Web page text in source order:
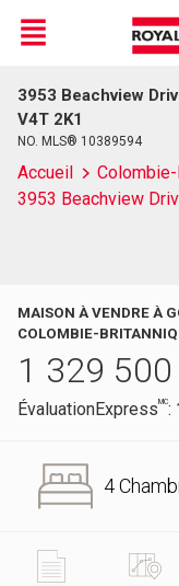
Live
En Direct
Menu
3953 Beachview
V4T 2K1
NO. MLS® 10389594
Accueil
3953 Beachview
MAISON À VENDRE À
COLOMBIE-
1 329 500
ÉvaluationExpressMC:
4